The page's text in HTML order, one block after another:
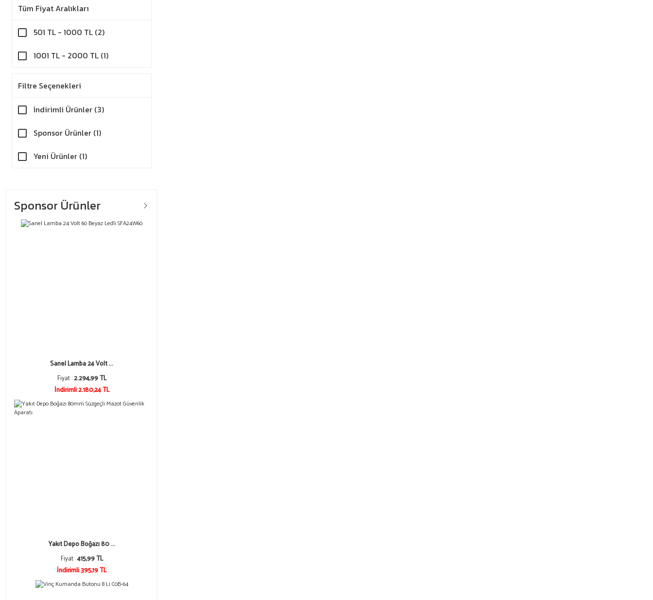
Tüm Fiyat Aralıkları
501 TL - 1000 TL (2)
1001 TL - 2000 TL (1)
Filtre Seçenekleri
İndirimli Ürünler (3)
Sponsor Ürünler (1)
Yeni Ürünler (1)
Sponsor Ürünler
Sanel Lamba 24 Volt ...
Fiyat :2.294,99 TL
İndirimli 2.180,24 TL
Yakıt Depo Boğazı 80 ...
Fiyat :415,99 TL
İndirimli 395,19 TL